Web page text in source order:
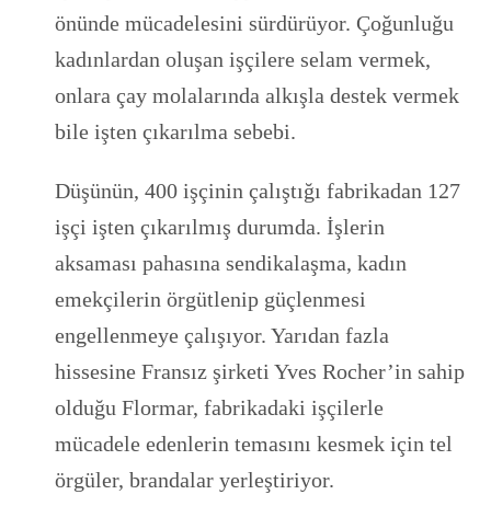
önünde mücadelesini sürdürüyor. Çoğunluğu
kadınlardan oluşan işçilere selam vermek,
onlara çay molalarında alkışla destek vermek
bile işten çıkarılma sebebi.
Düşünün, 400 işçinin çalıştığı fabrikadan 127
işçi işten çıkarılmış durumda. İşlerin
aksaması pahasına sendikalaşma, kadın
emekçilerin örgütlenip güçlenmesi
engellenmeye çalışıyor. Yarıdan fazla
hissesine Fransız şirketi Yves Rocher’in sahip
olduğu Flormar, fabrikadaki işçilerle
mücadele edenlerin temasını kesmek için tel
örgüler, brandalar yerleştiriyor.